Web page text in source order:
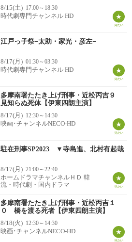
8/15(土) 17:00～18:30
時代劇専門チャンネル HD
江戸っ子祭−太助・家光・彦左−
8/17(月) 01:30～03:30
時代劇専門チャンネル HD
多摩南署たたき上げ刑事・近松丙吉９
見知らぬ死体【伊東四朗主演】
8/17(月) 12:30～14:30
映画･チャンネルNECO-HD
駐在刑事SP2023 ▼寺島進、北村有起哉
8/17(月) 21:00～22:40
ホームドラマチャンネルＨＤ 韓
流・時代劇・国内ドラマ
多摩南署たたき上げ刑事・近松丙吉１
０ 橋を渡る死者【伊東四朗主演】
8/18(火) 12:30～14:30
映画･チャンネルNECO-HD